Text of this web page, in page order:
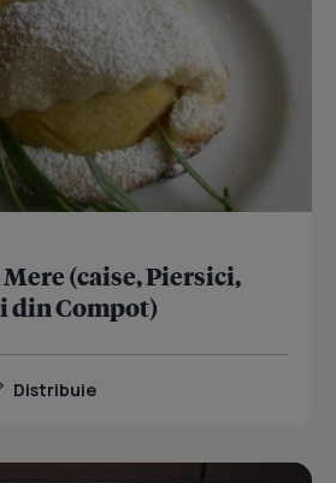
(caise, Piersici,
din Compot)
Distribuie